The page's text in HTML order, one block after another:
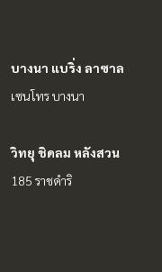
บางนา แบริ่ง ลาซาล
เซนโทร บางนา
วิทยุ ชิดลม หลังสวน
185 ราชดำริ